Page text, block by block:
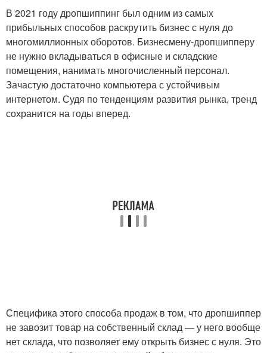
В 2021 году дропшиппинг был одним из самых
прибыльных способов раскрутить бизнес с нуля до
многомиллионных оборотов. Бизнесмену-дропшипперу
не нужно вкладываться в офисные и складские
помещения, нанимать многочисленный персонал.
Зачастую достаточно компьютера с устойчивым
интернетом. Судя по тенденциям развития рынка, тренд
сохранится на годы вперед.
Специфика этого способа продаж в том, что дропшиппер
не завозит товар на собственный склад — у него вообще
нет склада, что позволяет ему открыть бизнес с нуля. Это